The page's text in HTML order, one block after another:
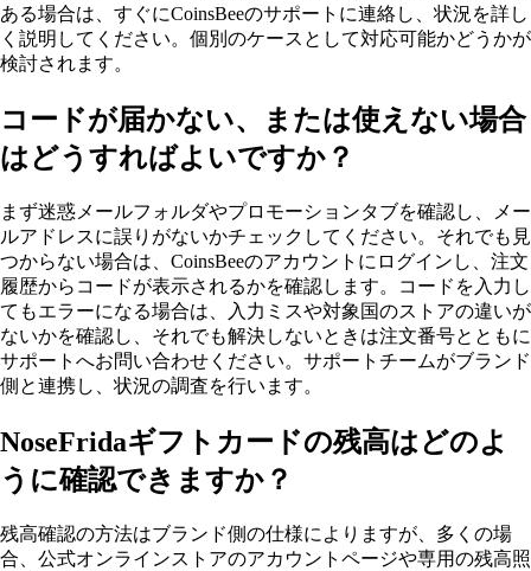
ある場合は、すぐにCoinsBeeのサポートに連絡し、状況を詳し
く説明してください。個別のケースとして対応可能かどうかが
検討されます。
コードが届かない、または使えない場合
はどうすればよいですか？
まず迷惑メールフォルダやプロモーションタブを確認し、メー
ルアドレスに誤りがないかチェックしてください。それでも見
つからない場合は、CoinsBeeのアカウントにログインし、注文
履歴からコードが表示されるかを確認します。コードを入力し
てもエラーになる場合は、入力ミスや対象国のストアの違いが
ないかを確認し、それでも解決しないときは注文番号とともに
サポートへお問い合わせください。サポートチームがブランド
側と連携し、状況の調査を行います。
NoseFridaギフトカードの残高はどのよ
うに確認できますか？
残高確認の方法はブランド側の仕様によりますが、多くの場
合、公式オンラインストアのアカウントページや専用の残高照